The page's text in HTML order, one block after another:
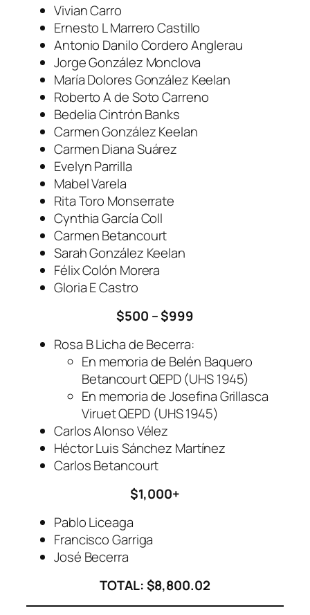
Vivian Carro
Ernesto L Marrero Castillo
Antonio Danilo Cordero Anglerau
Jorge González Monclova
María Dolores González Keelan
Roberto A de Soto Carreno
Bedelia Cintrón Banks
Carmen González Keelan
Carmen Diana Suárez
Evelyn Parrilla
Mabel Varela
Rita Toro Monserrate
Cynthia García Coll
Carmen Betancourt
Sarah González Keelan
Félix Colón Morera
Gloria E Castro
$500 – $999
Rosa B Licha de Becerra:
En memoria de Belén Baquero
Betancourt QEPD (UHS 1945)
En memoria de Josefina Grillasca
Viruet QEPD (UHS 1945)
Carlos Alonso Vélez
Héctor Luis Sánchez Martínez
Carlos Betancourt
$1,000+
Pablo Liceaga
Francisco Garriga
José Becerra
TOTAL: $8,800.02